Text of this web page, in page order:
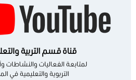
قناة قسم التربية
لمتابعة الفعاليات والنشاطات
التربوية والتعليمية في